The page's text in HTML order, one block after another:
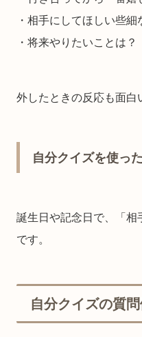
・相手にしてほしい些細
・将来やりたいことは？
外したときの反応も面白
自分クイズを使っ
誕生日や記念日で、「相
です。
自分クイズの質